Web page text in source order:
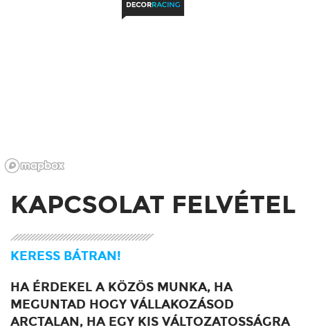
KAPCSOLAT FELVÉTEL
KERESS BÁTRAN!
HA ÉRDEKEL A KÖZÖS MUNKA, HA
MEGUNTAD HOGY VÁLLAKOZÁSOD
ARCTALAN, HA EGY KIS VÁLTOZATOSSÁGRA